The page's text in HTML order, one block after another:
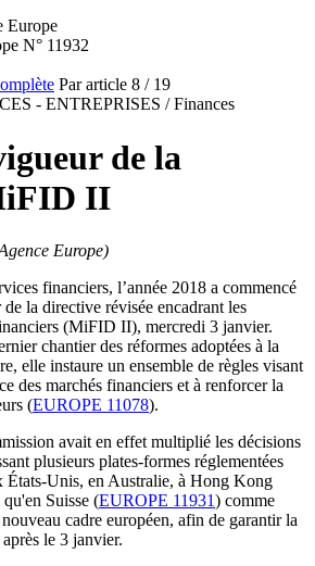
N° 11932
Par article 8 / 19
- ENTREPRISES / Finances
de la
II
Europe)
financiers, l’année 2018 a commencé
la directive révisée encadrant les
(MiFID II), mercredi 3 janvier.
chantier des réformes adoptées à la
elle instaure un ensemble de règles visant
des marchés financiers et à renforcer la
(EUROPE 11078).
avait en effet multiplié les décisions
plusieurs plates-formes réglementées
États-Unis, en Australie, à Hong Kong
Suisse (EUROPE 11931) comme
cadre européen, afin de garantir la
le 3 janvier.